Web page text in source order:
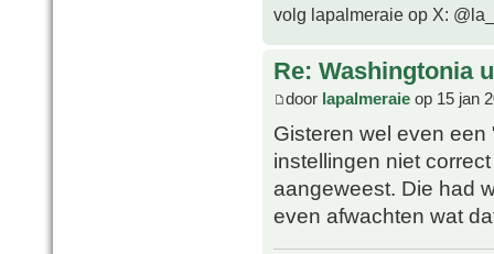
volg lapalmeraie op X:
Re: Washingtonia
door lapalmeraie op 15 jan
Gisteren wel even
instellingen niet
aangeweest. Die had
even afwachten wat